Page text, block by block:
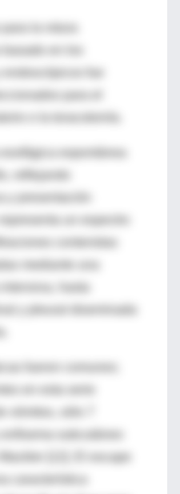
la rotura
en los
fue
espontánea
hasta
en esta serie
[12]. El escape